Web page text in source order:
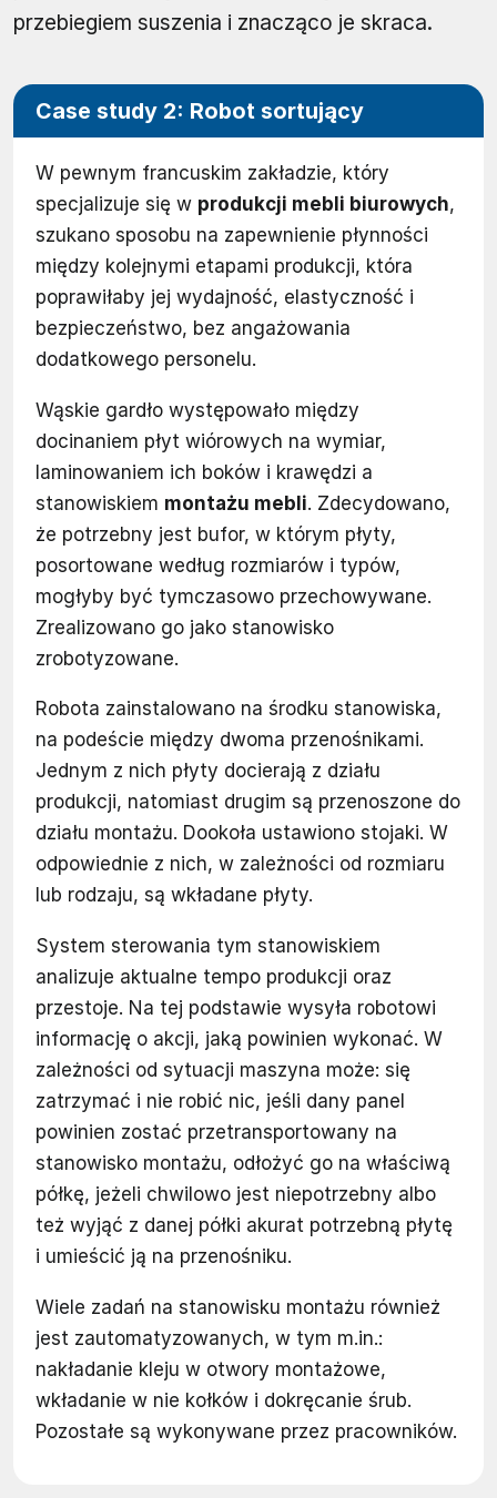
przebiegiem suszenia i znacząco je skraca.
Case study 2: Robot sortujący
W pewnym francuskim zakładzie, który
specjalizuje się w produkcji mebli biurowych,
szukano sposobu na zapewnienie płynności
między kolejnymi etapami produkcji, która
poprawiłaby jej wydajność, elastyczność i
bezpieczeństwo, bez angażowania
dodatkowego personelu.
Wąskie gardło występowało między
docinaniem płyt wiórowych na wymiar,
laminowaniem ich boków i krawędzi a
stanowiskiem montażu mebli. Zdecydowano,
że potrzebny jest bufor, w którym płyty,
posortowane według rozmiarów i typów,
mogłyby być tymczasowo przechowywane.
Zrealizowano go jako stanowisko
zrobotyzowane.
Robota zainstalowano na środku stanowiska,
na podeście między dwoma przenośnikami.
Jednym z nich płyty docierają z działu
produkcji, natomiast drugim są przenoszone do
działu montażu. Dookoła ustawiono stojaki. W
odpowiednie z nich, w zależności od rozmiaru
lub rodzaju, są wkładane płyty.
System sterowania tym stanowiskiem
analizuje aktualne tempo produkcji oraz
przestoje. Na tej podstawie wysyła robotowi
informację o akcji, jaką powinien wykonać. W
zależności od sytuacji maszyna może: się
zatrzymać i nie robić nic, jeśli dany panel
powinien zostać przetransportowany na
stanowisko montażu, odłożyć go na właściwą
półkę, jeżeli chwilowo jest niepotrzebny albo
też wyjąć z danej półki akurat potrzebną płytę
i umieścić ją na przenośniku.
Wiele zadań na stanowisku montażu również
jest zautomatyzowanych, w tym m.in.:
nakładanie kleju w otwory montażowe,
wkładanie w nie kołków i dokręcanie śrub.
Pozostałe są wykonywane przez pracowników.